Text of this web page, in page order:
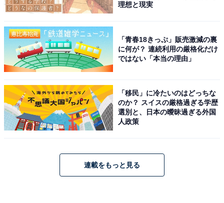
理想と現実
「青春18きっぷ」販売激減の裏
に何が？ 連続利用の厳格化だけ
ではない「本当の理由」
「移民」に冷たいのはどっちな
のか？ スイスの厳格過ぎる学歴
選別と、日本の曖昧過ぎる外国
人政策
連載をもっと見る